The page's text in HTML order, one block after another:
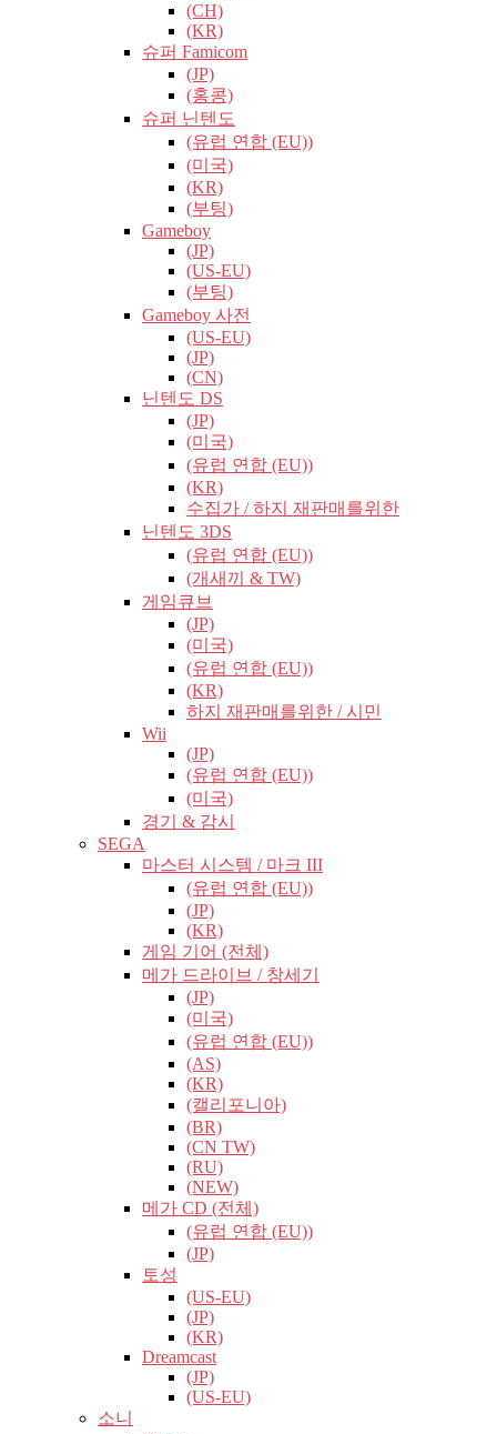
(CH)
(KR)
슈퍼 Famicom
(JP)
(홍콩)
슈퍼 닌텐도
(유럽​​ 연합 (EU))
(미국)
(KR)
(부팅)
Gameboy
(JP)
(US-EU)
(부팅)
Gameboy 사전
(US-EU)
(JP)
(CN)
닌텐도 DS
(JP)
(미국)
(유럽​​ 연합 (EU))
(KR)
수집가 / 하지 재판매를위한
닌텐도 3DS
(유럽​​ 연합 (EU))
(개새끼 & TW)
게임큐브
(JP)
(미국)
(유럽​​ 연합 (EU))
(KR)
하지 재판매를위한 / 시민
Wii
(JP)
(유럽​​ 연합 (EU))
(미국)
경기 & 감시
SEGA
마스터 시스템 / 마크 III
(유럽​​ 연합 (EU))
(JP)
(KR)
게임 기어 (전체)
메가 드라이브 / 창세기
(JP)
(미국)
(유럽​​ 연합 (EU))
(AS)
(KR)
(캘리포니아)
(BR)
(CN TW)
(RU)
(NEW)
메가 CD (전체)
(유럽​​ 연합 (EU))
(JP)
토성
(US-EU)
(JP)
(KR)
Dreamcast
(JP)
(US-EU)
소니